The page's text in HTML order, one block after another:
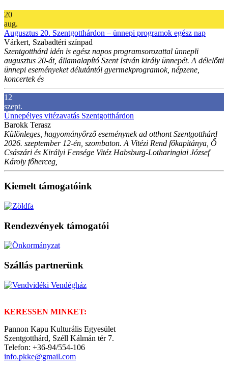
20
aug.
Augusztus 20. Szentgotthárdon – ünnepi programok egész nap
Várkert, Szabadtéri színpad
Szentgotthárd idén is egész napos programsorozattal ünnepli
augusztus 20-át, államalapító Szent István király ünnepét. A délelőtti
ünnepi eseményeket délutántól gyermekprogramok, népzene,
koncertek és
12
szept.
Ünnepélyes vitézavatás Szentgotthárdon
Barokk Terasz
Különleges, hagyományőrző eseménynek ad otthont Szentgotthárd
2026. szeptember 12-én, szombaton. A Vitézi Rend főkapitánya, Ő
Császári és Királyi Fensége Vitéz Habsburg-Lotharingiai József
Károly főherceg,
Kiemelt támogatóink
Rendezvények támogatói
Szállás partnerünk
KERESSEN MINKET:
Pannon Kapu Kulturális Egyesület
Szentgotthárd, Széll Kálmán tér 7.
Telefon: +36-94/554-106
info.pkke@gmail.com